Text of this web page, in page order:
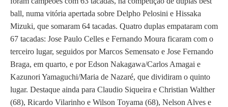
ball, numa vitória apertada sobre Delpho Pelosini e Hissaka
Mizuki, que somaram 64 tacadas. Quatro duplas empataram com
67 tacadas: Jose Paulo Celles e Fernando Moura ficaram com o
terceiro lugar, seguidos por Marcos Semensato e Jose Fernando
Braga, em quarto, e por Edson Nakagawa/Carlos Amagai e
Kazunori Yamaguchi/Maria de Nazaré, que dividiram o quinto
lugar. Destaque ainda para Claudio Siqueira e Christian Walther
(68), Ricardo Vilarinho e Wilson Toyama (68), Nelson Alves e